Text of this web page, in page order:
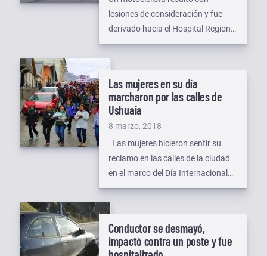
lesiones de consideración y fue
derivado hacia el Hospital Regional
Ushuaia, tras protagonizar -esta
tarde- un violento choque con un
de la ciudad. Según se reportó
desde el cuartel Bomberos
pasadas las 17.30 en la
intersección de Gobernadores
Deloqui y Godoy, […]
Las mujeres en su día
marcharon por las calles de
Ushuaia
Publicado
el
8 marzo, 2018
Las mujeres hicieron sentir su
reclamo en las calles de la ciudad
en el marco del Día Internacional
de la Mujer. Un nutrido grupo de
manifestantes de diferentes
participaron este jueves de la
marcha contra la violencia de
Conductor se desmayó,
impactó contra un poste y fue